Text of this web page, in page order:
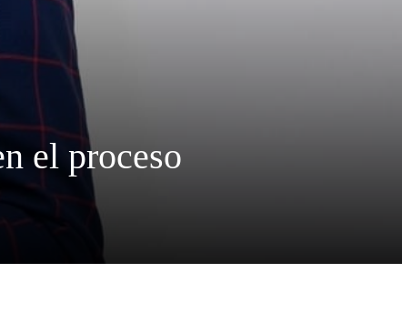
el proceso